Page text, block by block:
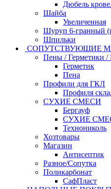
Дюбель
Шайба
Увеличенная
Шуруп 6-гранный
Шпильки
СОПУТСТВУЮЩИЕ
Пены / Герметики /
Герметик
Пена
Профили для ГКЛ
Профиля
СУХИЕ СМЕСИ
Бергауф
СУХИЕ
Технониколь
Хозтовары
Магазин
Антисептик
Разное/Сопутка
Поликарбонат
СафПласт